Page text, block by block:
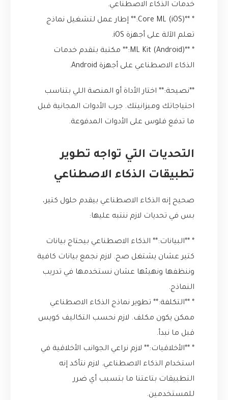
خدمات الذكاء الاصطناعي.
* **Core ML (iOS):** إطار عمل لتشغيل نماذج
تعلم الآلة على أجهزة iOS.
* **ML Kit (Android):** مكتبة بتقدم خدمات
الذكاء الاصطناعي على أجهزة Android.
**نصيحة:** اختار الأداة أو المنصة اللي بتناسب
احتياجاتك وميزانيتك. جرب الأدوات المجانية قبل
ما تدفع فلوس على الأدوات المدفوعة.
التحديات التي تواجه تطوير
تطبيقات الذكاء الاصطناعي
صحيح إنه الذكاء الاصطناعي بيقدم حلول كتير،
بس في تحديات لازم ننتبه عليها:
* **البيانات:** الذكاء الاصطناعي بيحتاج بيانات
كتير عشان يشتغل صح. لازم نجمع بيانات كافية
وننظفها ونهيئها عشان نستخدمها في تدريب
النماذج.
* **التكلفة:** تطوير نماذج الذكاء الاصطناعي
ممكن يكون مكلف. لازم نحسب التكاليف كويس
قبل ما نبدأ.
* **الأخلاقيات:** لازم نراعي الجوانب الأخلاقية في
استخدام الذكاء الاصطناعي. لازم نتأكد إنه
التطبيقات بتاعتنا ما بتسبب أي ضرر
للمستخدمين.